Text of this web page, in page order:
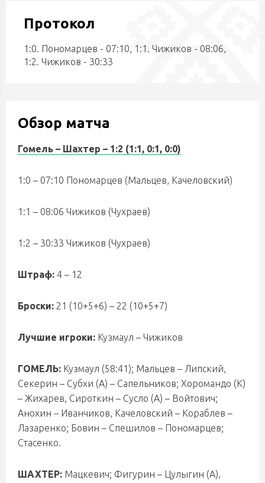
Протокол
1:0. Пономарцев - 07:10, 1:1. Чижиков - 08:06,
1:2. Чижиков - 30:33
Обзор матча
Гомель – Шахтер – 1:2 (1:1, 0:1, 0:0)
1:0 – 07:10 Пономарцев (Мальцев, Качеловский)
1:1 – 08:06 Чижиков (Чухраев)
1:2 – 30:33 Чижиков (Чухраев)
Штраф: 4 – 12
Броски: 21 (10+5+6) – 22 (10+5+7)
Лучшие игроки: Кузмаул – Чижиков
ГОМЕЛЬ: Кузмаул (58:41); Мальцев – Липский,
Секерин – Субхи (А) – Сапельников; Хоромандо (К)
– Жихарев, Сироткин – Сусло (А) – Войтович;
Анохин – Иванчиков, Качеловский – Кораблев –
Лазаренко; Бовин – Спешилов – Пономарцев;
Стасенко.
ШАХТЕР: Мацкевич; Фигурин – Цулыгин (А),